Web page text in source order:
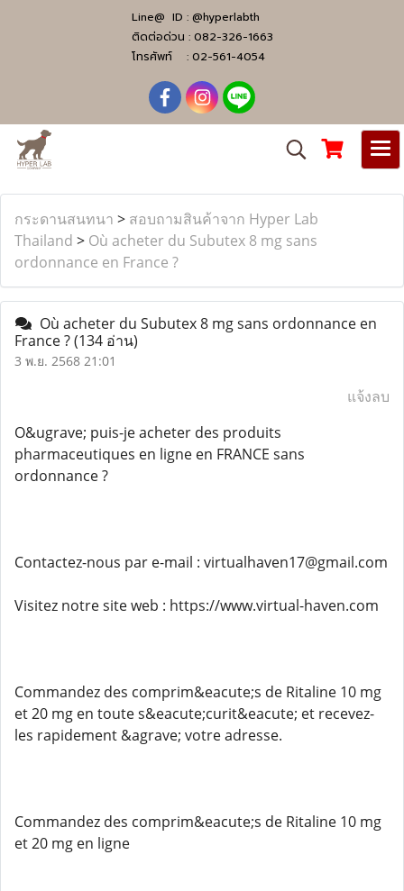
Line@ ID : @hyperlabth
ติดต่อด่วน : 082-326-1663
โทรศัพท์ : 02-561-4054
กระดานสนทนา > สอบถามสินค้าจาก Hyper Lab
Thailand > Où acheter du Subutex 8 mg sans
ordonnance en France ?
Où acheter du Subutex 8 mg sans ordonnance en
France ?(134 อ่าน)
3 พ.ย. 2568 21:01
แจ้งลบ
O&ugrave; puis-je acheter des produits
pharmaceutiques en ligne en FRANCE sans
ordonnance ?
Contactez-nous par e-mail : virtualhaven17@gmail.com
Visitez notre site web : https://www.virtual-haven.com
Commandez des comprim&eacute;s de Ritaline 10 mg
et 20 mg en toute s&eacute;curit&eacute; et recevez-
les rapidement &agrave; votre adresse.
Commandez des comprim&eacute;s de Ritaline 10 mg
et 20 mg en ligne